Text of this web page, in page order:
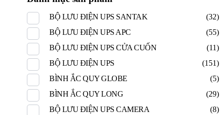
BỘ LƯU ĐIỆN UPS SANTAK
(32)
BỘ LƯU ĐIỆN UPS APC
(55)
BỘ LƯU ĐIỆN UPS CỬA CUỐN
(11)
BỘ LƯU ĐIỆN UPS
(151)
BÌNH ẮC QUY GLOBE
(5)
BÌNH ẮC QUY LONG
(29)
BỘ LƯU ĐIỆN UPS CAMERA
(8)